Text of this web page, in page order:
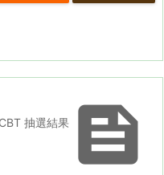

抽選結果